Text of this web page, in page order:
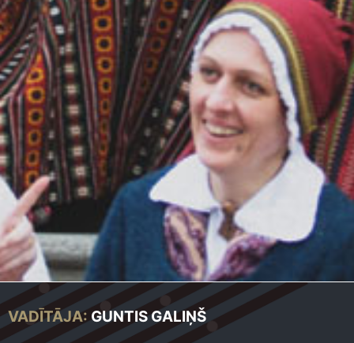
VADĪTĀJA:GUNTIS GALIŅŠ